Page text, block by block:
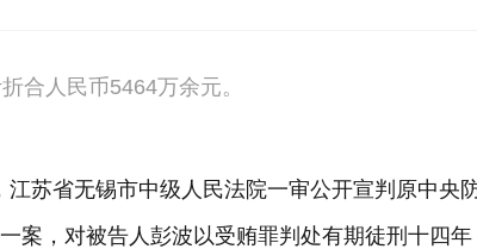
合人民币5464万余元。
苏省无锡市中级人民法院一审公开宣判原中央
案，对被告人彭波以受贿罪判处有期徒刑十四年